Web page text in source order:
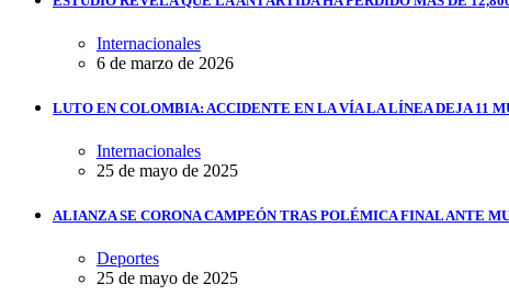
Internacionales
6 de marzo de 2026
LUTO EN COLOMBIA: ACCIDENTE EN LA VÍA LA LÍNEA DEJA 11
Internacionales
25 de mayo de 2025
ALIANZA SE CORONA CAMPEÓN TRAS POLÉMICA FINAL ANTE
Deportes
25 de mayo de 2025